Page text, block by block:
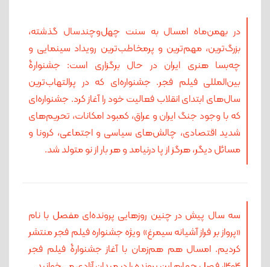
در بهمن‌ماه امسال به سنت چهل‌‌وچندسال گذشته،
بزرگ‌ترین، مهم‌ترین و پرمخاطب‌ترین رویداد سینمایی و
چه‌بسا هنری ایران در حال برگزاری است: جشنوارۀ
بین‌المللی فیلم فجر. جشنواره‌ای که در پرالتهاب‌ترین
سال‌های ابتدای انقلاب فعالیت خود را آغاز کرد. جشنواره‌ای
که با وجود جنگ ایران و عراق، کمبود امکانات، تحریم‌های
شدید اقتصادی، چالش‌های سیاسی و اجتماعی، کرونا و
مسائل دیگر، هرگز از پا درنیامد و هر بار از نو متولد شد.
سه سال پیش در چنین روزهایی پرونده‌ای مفصل با نام
«پرواز بر فراز آشیانه سیمرغ» ویژه جشنواره فیلم فجر منتشر
کردیم. امسال هم هم‌زمان با آغاز جشنوارۀ فیلم فجر